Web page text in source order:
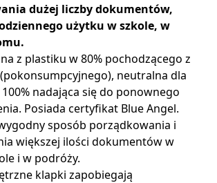
wzrok, najwyższej jakości teczka
przeznaczona do
dużej liczby dokumentów,
użytku w szkole, w
z plastiku w 80% pochodzącego z
neutralna dla
nadająca się do ponownego
Posiada certyfikat Blue Angel.
sposób porządkowania i
większej ilości dokumentów w